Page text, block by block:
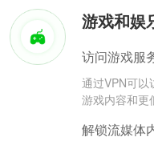
游戏和娱
访问游戏服
通过VPN可以
游戏内容和更
解锁流媒体